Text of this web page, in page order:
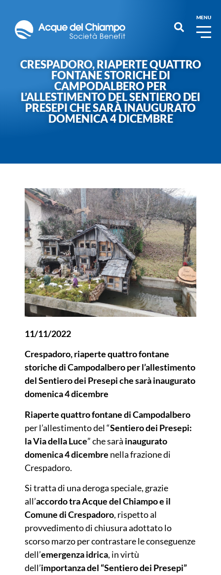
MENU
CRESPADORO, RIAPERTE QUATTRO
FONTANE STORICHE DI
CAMPODALBERO PER
L’ALLESTIMENTO DEL SENTIERO DEI
PRESEPI CHE SARÀ INAUGURATO
DOMENICA 4 DICEMBRE
11/11/2022
Crespadoro, riaperte quattro fontane
storiche di Campodalbero per l’allestimento
del Sentiero dei Presepi che sarà inaugurato
domenica 4 dicembre
Riaperte quattro fontane di Campodalbero
per l’allestimento del “Sentiero dei Presepi:
la Via della Luce” che sarà inaugurato
domenica 4 dicembre nella frazione di
Crespadoro.
Si tratta di una deroga speciale, grazie
all’accordo tra Acque del Chiampo e il
Comune di Crespadoro, rispetto al
provvedimento di chiusura adottato lo
scorso marzo per contrastare le conseguenze
dell’emergenza idrica, in virtù
dell’importanza del “Sentiero dei Presepi”